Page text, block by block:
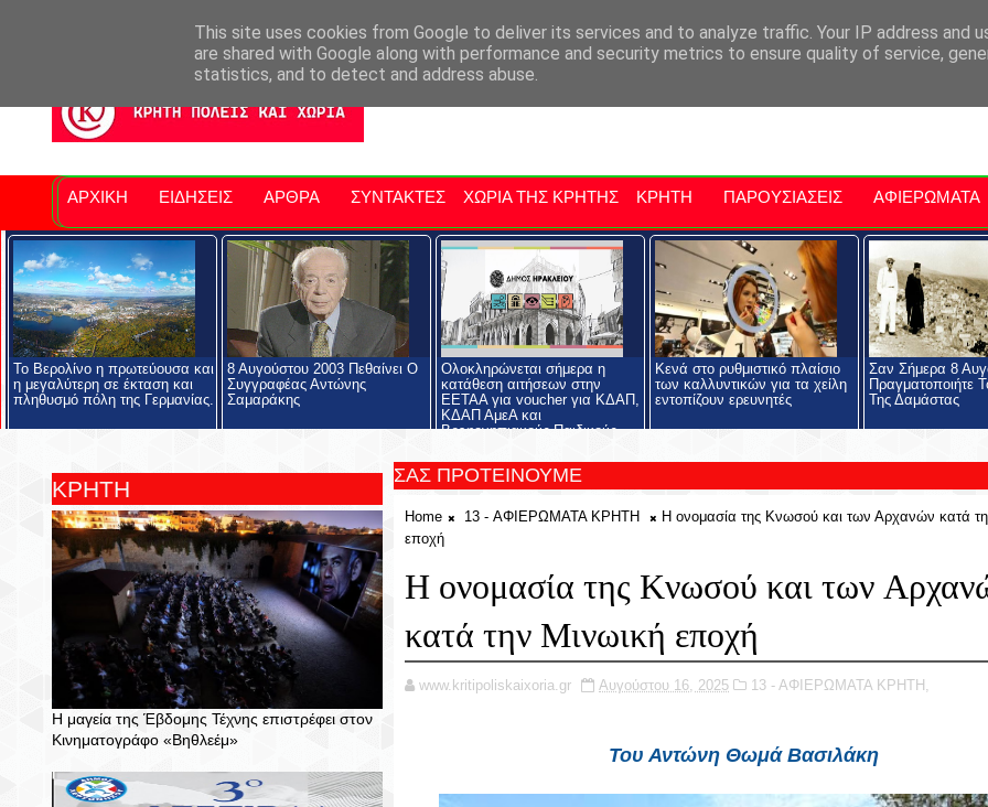
Νομός Λασιθίου Αγαπάμε Ρέθυμνο Επαρχία Μαλεβιζίου Εκδηλώσεις Στην Κρήτη Kriti Traveller
ΑΡΧΙΚΗ ΕΙΔΗΣΕΙΣ ΑΡΘΡΑ ΣΥΝΤΑΚΤΕΣ ΧΩΡΙΑ ΤΗΣ ΚΡΗΤΗΣ ΚΡΗΤΗ ΠΑΡΟΥΣΙΑΣΕΙΣ ΑΦΙΕΡΩΜΑΤΑ
Το Βερολίνο η πρωτεύουσα και
η μεγαλύτερη σε έκταση και
πληθυσμό πόλη της Γερμανίας.
8 Αυγούστου 2003 Πεθαίνει Ο
Συγγραφέας Αντώνης
Σαμαράκης
Ολοκληρώνεται σήμερα η
κατάθεση αιτήσεων στην
ΕΕΤΑΑ για voucher για ΚΔΑΠ,
ΚΔΑΠ ΑμεΑ και
Βρεφονηπιακούς-Παιδικούς
Κενά στο ρυθμιστικό πλαίσιο
των καλλυντικών για τα χείλη
εντοπίζουν ερευνητές
Σαν Σήμερα 8
Πραγματοποιήτε
Της Δαμάστας
ΚΡΗΤΗ
Η μαγεία της Έβδομης Τέχνης επιστρέφει στον
Κινηματογράφο «Βηθλεέμ»
ΣΑΣ ΠΡΟΤΕΙΝΟΥΜΕ
Home 13 - ΑΦΙΕΡΩΜΑΤΑ ΚΡΗΤΗ
Η ονομασία της Κνωσού και των Αρχανών κατά
εποχή
Η ονομασία της Κνωσού και των
κατά την Μινωική εποχή
www.kritipoliskaixoria.gr Αυγούστου 16, 2025 13 - ΑΦΙΕΡΩΜΑΤΑ ΚΡΗΤΗ,
Του Αντώνη Θωμά Βασιλάκη
This site uses cookies from Google to deliver its services and to analyze traffic. Your IP address and
are shared with Google along with performance and security metrics to ensure quality of service,
statistics, and to detect and address abuse.